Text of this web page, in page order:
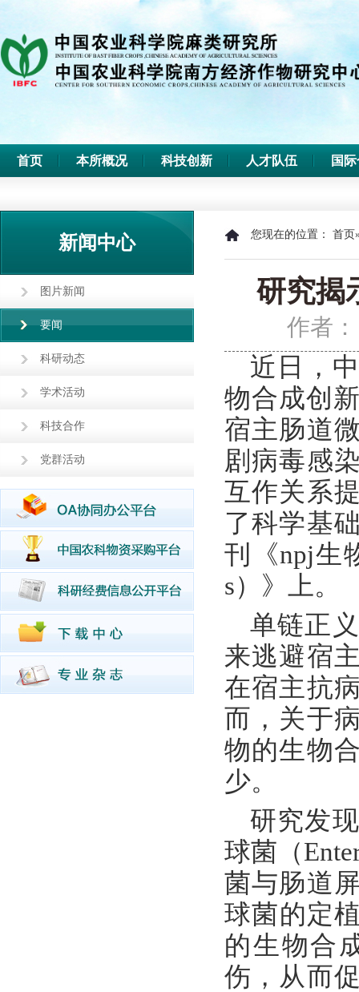
首页 本所概况 科技创新 人才队伍 国
新闻中心
图片新闻
要闻
科研动态
学术活动
科技合作
党群活动
您现在的位置： 首页
研究揭
作者：
近日，
物合成创
宿主肠道
剧病毒感
互作关系
了科学基
刊《npj生
s）》上。
单链正
来逃避宿
在宿主抗
而，关于
物的生物
少。
研究发
球菌（
菌与肠道
球菌的定
的生物合
伤，从而